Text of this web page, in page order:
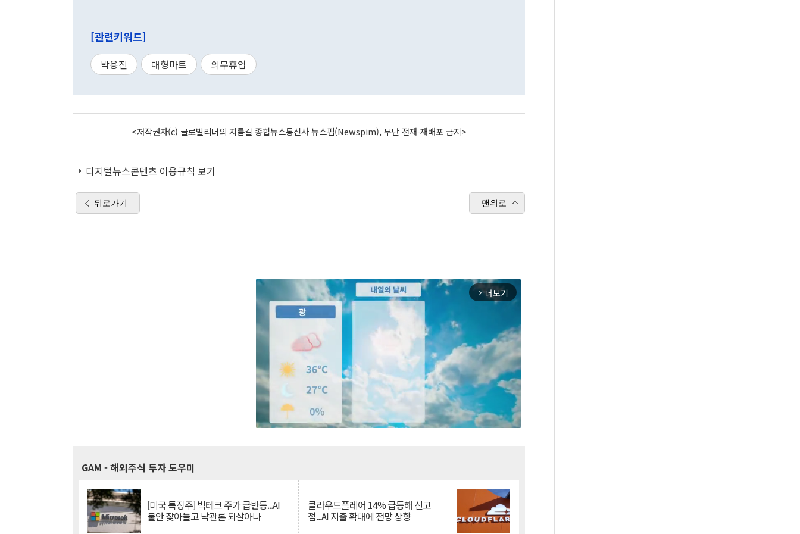
[관련키워드]
박용진 대형마트 의무휴업
<저작권자(c) 글로벌리더의 지름길 종합뉴스통신사 뉴스핌(Newspim), 무단 전재-재배포 금지>
디지털뉴스콘텐츠 이용규칙 보기
뒤로가기 맨위로
arrow_forward_ios 더보기
GAM - 해외주식 투자 도우미
[미국 특징주] 빅테크 주가 급반등...AI
불안 잦아들고 낙관론 되살아나
클라우드플레어 14% 급등해 신고
점...AI 지출 확대에 전망 상향